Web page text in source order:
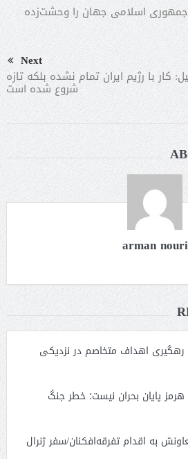
غنی‌شده ۶۰٪ جمهوری اسلامی جهان را وحشت‌زده
Next
کار با رژیم ایران تمام نشده بلکه تازه
شروع شده است
arman nouri
رهگیری اهداف متخاصم در نزدیکی
پایان بحران نیست؛ خطر جنگ
به اقدام تفرقه‌افکنان/سفر ژنرال